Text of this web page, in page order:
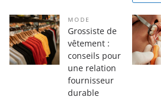
MODE
Grossiste de
vêtement :
conseils pour
une relation
fournisseur
durable